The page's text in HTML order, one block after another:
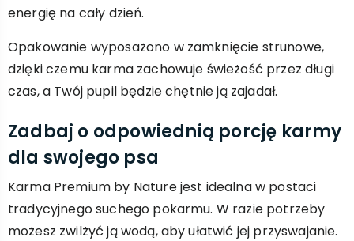
energię na cały dzień.
Opakowanie wyposażono w zamknięcie strunowe,
dzięki czemu karma zachowuje świeżość przez długi
czas, a Twój pupil będzie chętnie ją zajadał.
Zadbaj o odpowiednią porcję karmy
dla swojego psa
Karma Premium by Nature jest idealna w postaci
tradycyjnego suchego pokarmu. W razie potrzeby
możesz zwilżyć ją wodą, aby ułatwić jej przyswajanie.